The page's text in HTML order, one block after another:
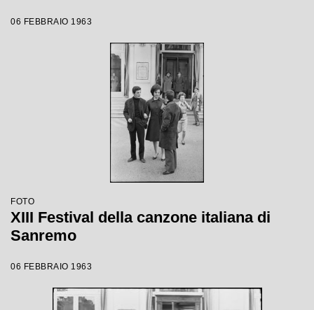
06 FEBBRAIO 1963
FOTO
XIII Festival della canzone italiana di
Sanremo
06 FEBBRAIO 1963